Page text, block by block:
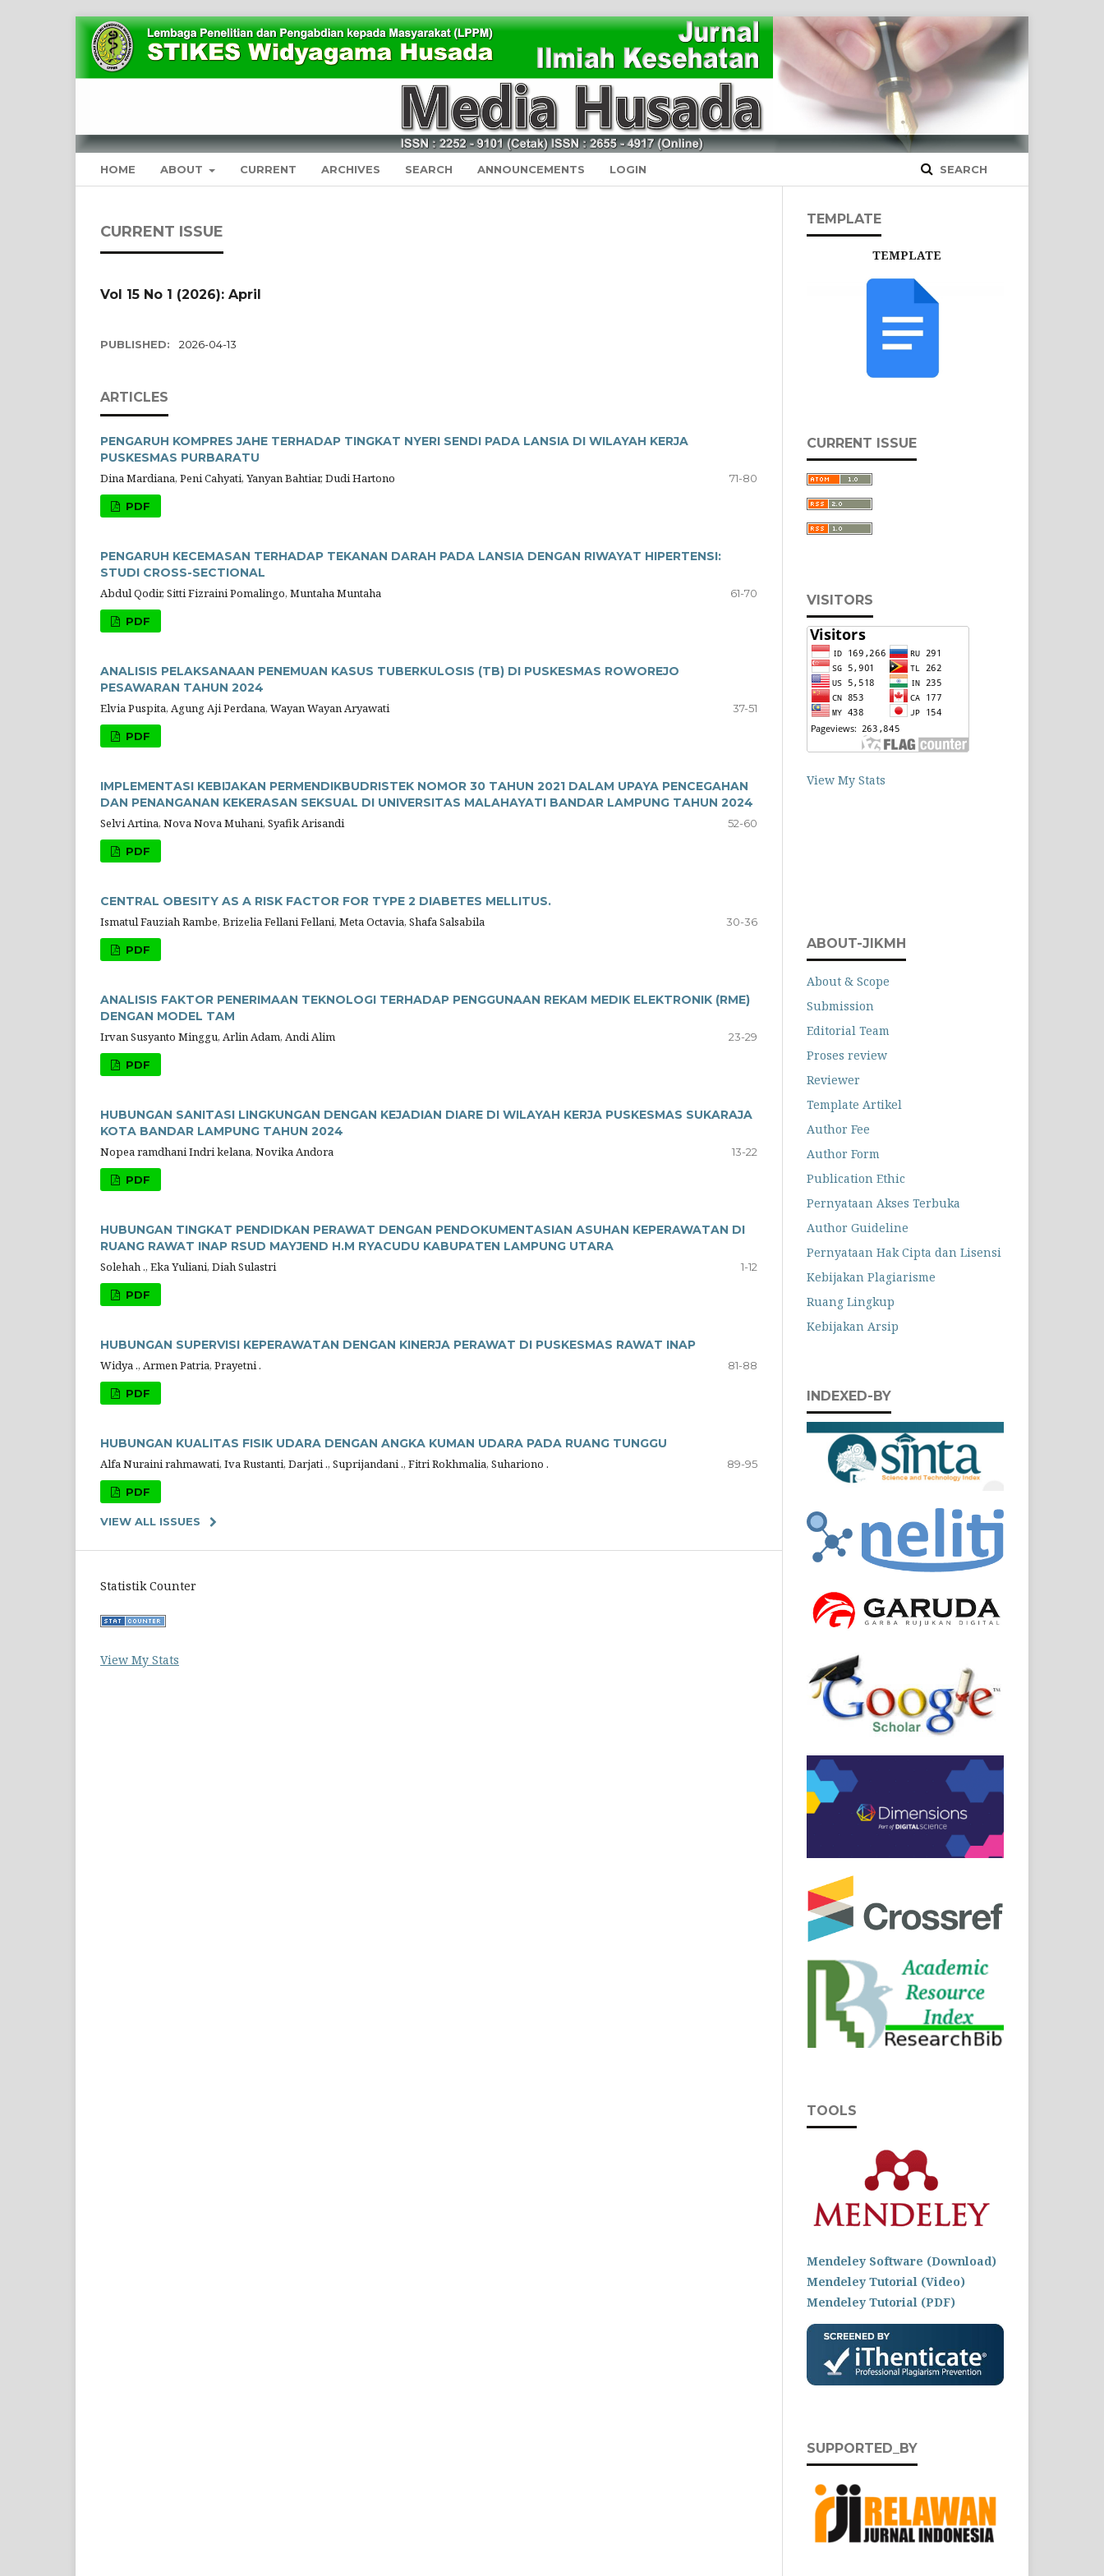
HOME ABOUT CURRENT ARCHIVES SEARCH ANNOUNCEMENTS LOGIN SEARCH
CURRENT ISSUE
Vol 15 No 1 (2026): April
PUBLISHED: 2026-04-13
ARTICLES
PENGARUH KOMPRES JAHE TERHADAP TINGKAT NYERI SENDI PADA LANSIA DI WILAYAH KERJA
PUSKESMAS PURBARATU
Dina Mardiana, Peni Cahyati, Yanyan Bahtiar, Dudi Hartono
71-80
PDF
PENGARUH KECEMASAN TERHADAP TEKANAN DARAH PADA LANSIA DENGAN RIWAYAT HIPERTENSI:
STUDI CROSS-SECTIONAL
Abdul Qodir, Sitti Fizraini Pomalingo, Muntaha Muntaha
61-70
PDF
ANALISIS PELAKSANAAN PENEMUAN KASUS TUBERKULOSIS (TB) DI PUSKESMAS ROWOREJO
PESAWARAN TAHUN 2024
Elvia Puspita, Agung Aji Perdana, Wayan Wayan Aryawati
37-51
PDF
IMPLEMENTASI KEBIJAKAN PERMENDIKBUDRISTEK NOMOR 30 TAHUN 2021 DALAM UPAYA PENCEGAHAN
DAN PENANGANAN KEKERASAN SEKSUAL DI UNIVERSITAS MALAHAYATI BANDAR LAMPUNG TAHUN 2024
Selvi Artina, Nova Nova Muhani, Syafik Arisandi
52-60
PDF
CENTRAL OBESITY AS A RISK FACTOR FOR TYPE 2 DIABETES MELLITUS.
Ismatul Fauziah Rambe, Brizelia Fellani Fellani, Meta Octavia, Shafa Salsabila
30-36
PDF
ANALISIS FAKTOR PENERIMAAN TEKNOLOGI TERHADAP PENGGUNAAN REKAM MEDIK ELEKTRONIK (RME)
DENGAN MODEL TAM
Irvan Susyanto Minggu, Arlin Adam, Andi Alim
23-29
PDF
HUBUNGAN SANITASI LINGKUNGAN DENGAN KEJADIAN DIARE DI WILAYAH KERJA PUSKESMAS SUKARAJA
KOTA BANDAR LAMPUNG TAHUN 2024
Nopea ramdhani Indri kelana, Novika Andora
13-22
PDF
HUBUNGAN TINGKAT PENDIDKAN PERAWAT DENGAN PENDOKUMENTASIAN ASUHAN KEPERAWATAN DI
RUANG RAWAT INAP RSUD MAYJEND H.M RYACUDU KABUPATEN LAMPUNG UTARA
Solehah ., Eka Yuliani, Diah Sulastri
1-12
PDF
HUBUNGAN SUPERVISI KEPERAWATAN DENGAN KINERJA PERAWAT DI PUSKESMAS RAWAT INAP
Widya ., Armen Patria, Prayetni .
81-88
PDF
HUBUNGAN KUALITAS FISIK UDARA DENGAN ANGKA KUMAN UDARA PADA RUANG TUNGGU
Alfa Nuraini rahmawati, Iva Rustanti, Darjati ., Suprijandani ., Fitri Rokhmalia, Suhariono .
89-95
PDF
VIEW ALL ISSUES
Statistik Counter
View My Stats
TEMPLATE
TEMPLATE
CURRENT ISSUE
VISITORS
View My Stats
ABOUT-JIKMH
About & Scope
Submission
Editorial Team
Proses review
Reviewer
Template Artikel
Author Fee
Author Form
Publication Ethic
Pernyataan Akses Terbuka
Author Guideline
Pernyataan Hak Cipta dan Lisensi
Kebijakan Plagiarisme
Ruang Lingkup
Kebijakan Arsip
INDEXED-BY
TOOLS
Mendeley Software (Download)
Mendeley Tutorial (Video)
Mendeley Tutorial (PDF)
SUPPORTED_BY